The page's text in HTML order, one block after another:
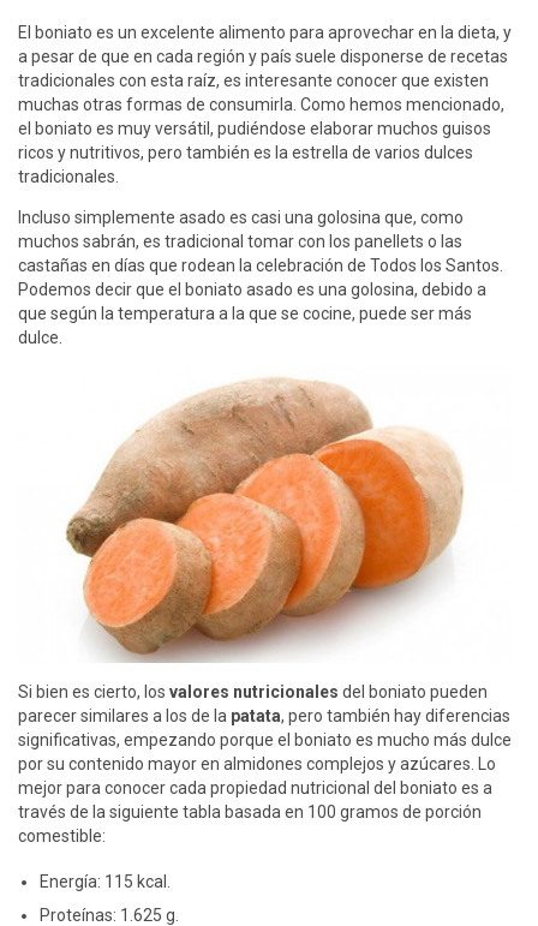
El boniato es un excelente alimento para aprovechar en la dieta, y
a pesar de que en cada región y país suele disponerse de recetas
tradicionales con esta raíz, es interesante conocer que existen
muchas otras formas de consumirla. Como hemos mencionado,
el boniato es muy versátil, pudiéndose elaborar muchos guisos
ricos y nutritivos, pero también es la estrella de varios dulces
tradicionales.
Incluso simplemente asado es casi una golosina que, como
muchos sabrán, es tradicional tomar con los panellets o las
castañas en días que rodean la celebración de Todos los Santos.
Podemos decir que el boniato asado es una golosina, debido a
que según la temperatura a la que se cocine, puede ser más
dulce.
Si bien es cierto, los valores nutricionales del boniato pueden
parecer similares a los de la patata, pero también hay diferencias
significativas, empezando porque el boniato es mucho más dulce
por su contenido mayor en almidones complejos y azúcares. Lo
mejor para conocer cada propiedad nutricional del boniato es a
través de la siguiente tabla basada en 100 gramos de porción
comestible:
Energía: 115 kcal.
Proteínas: 1.625 g.